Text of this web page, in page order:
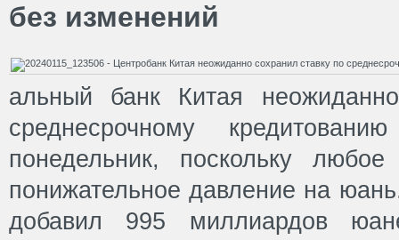
без изменений
альный банк Китая
среднесрочному
понедельник, поскольку
понижательное давление на
добавил 995 миллиардов